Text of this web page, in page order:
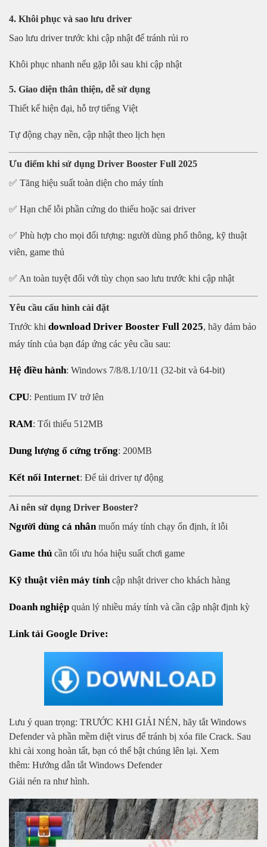
4. Khôi phục và sao lưu driver
Sao lưu driver trước khi cập nhật để tránh rủi ro
Khôi phục nhanh nếu gặp lỗi sau khi cập nhật
5. Giao diện thân thiện, dễ sử dụng
Thiết kế hiện đại, hỗ trợ tiếng Việt
Tự động chạy nền, cập nhật theo lịch hẹn
Ưu điểm khi sử dụng Driver Booster Full 2025
✅ Tăng hiệu suất toàn diện cho máy tính
✅ Hạn chế lỗi phần cứng do thiếu hoặc sai driver
✅ Phù hợp cho mọi đối tượng: người dùng phổ thông, kỹ thuật
viên, game thủ
✅ An toàn tuyệt đối với tùy chọn sao lưu trước khi cập nhật
Yêu cầu cấu hình cài đặt
Trước khi download Driver Booster Full 2025, hãy đảm bảo
máy tính của bạn đáp ứng các yêu cầu sau:
Hệ điều hành: Windows 7/8/8.1/10/11 (32-bit và 64-bit)
CPU: Pentium IV trở lên
RAM: Tối thiểu 512MB
Dung lượng ổ cứng trống: 200MB
Kết nối Internet: Để tải driver tự động
Ai nên sử dụng Driver Booster?
Người dùng cá nhânmuốn máy tính chạy ổn định, ít lỗi
Game thủ cần tối ưu hóa hiệu suất chơi game
Kỹ thuật viên máy tínhcập nhật driver cho khách hàng
Doanh nghiệp quản lý nhiều máy tính và cần cập nhật định kỳ
Link tải Google Drive:
Lưu ý quan trọng: TRƯỚC KHI GIẢI NÉN, hãy tắt Windows
Defender và phần mềm diệt virus để tránh bị xóa file Crack. Sau
khi cài xong hoàn tất, bạn có thể bật chúng lên lại. Xem
thêm: Hướng dẫn tắt Windows Defender
Giải nén ra như hình.